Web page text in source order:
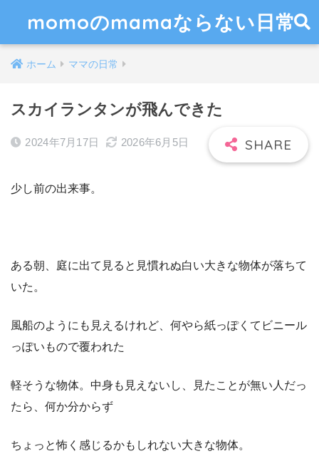
momoのmamaならない日常
ホーム ママの日常
スカイランタンが飛んできた
2024年7月17日 2026年6月5日
少し前の出来事。
ある朝、庭に出て見ると見慣れぬ白い大きな物体が落ちて
いた。
風船のようにも見えるけれど、何やら紙っぽくてビニール
っぽいもので覆われた
軽そうな物体。中身も見えないし、見たことが無い人だっ
たら、何か分からず
ちょっと怖く感じるかもしれない大きな物体。